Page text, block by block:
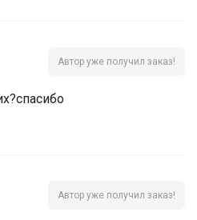
Автор уже получил заказ!
Автор уже получил заказ!